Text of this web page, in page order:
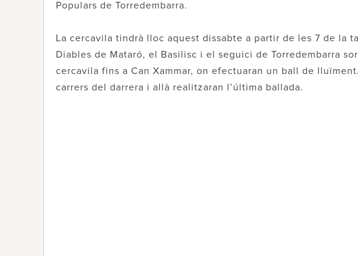
Populars de Torredembarra.
La cercavila tindrà lloc aquest dissabte a partir de les 7 de la
Diables de Mataró, el Basilisc i el seguici de Torredembarra
cercavila fins a Can Xammar, on efectuaran un ball de
carrers del darrera i allà realitzaran l’última ballada.